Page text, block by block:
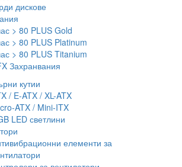
дискове
> 80 PLUS Gold
> 80 PLUS Platinum
> 80 PLUS Titanium
Захранвания
кутии
/ E-ATX / XL-ATX
ATX / Mini-ITX
LED светлини
елементи за